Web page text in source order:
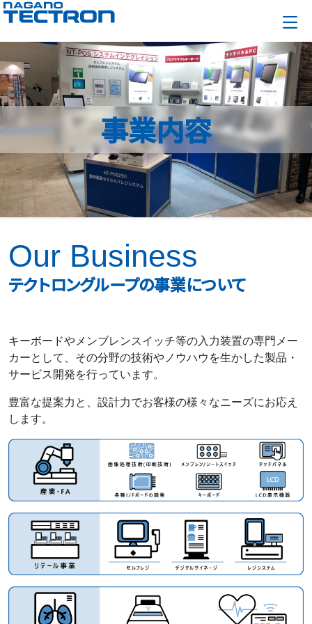
事業内容
テクトロングループの事業について
Our Business
キーボードやメンブレンスイッチ等の入力装置の専門メー
カーとして、その分野の技術やノウハウを生かした製品・
サービス開発を行っています。
豊富な提案力と、設計力でお客様の様々なニーズにお応え
します。